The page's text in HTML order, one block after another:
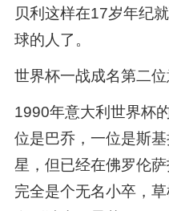
贝利这样在17岁年纪
球的人了。
世界杯一战成名第二位
1990年意大利世界杯
位是巴乔，一位是斯
星，但已经在佛罗伦
完全是个无名小卒，